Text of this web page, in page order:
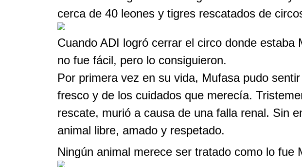
cerca de 40 leones y tigres rescatados de
Cuando ADI logró cerrar el circo donde
no fue fácil, pero lo consiguieron.
Por primera vez en su vida, Mufasa pudo
fresco y de los cuidados que merecía.
rescate, murió a causa de una falla renal. Sin
animal libre, amado y respetado.
Ningún animal merece ser tratado como lo fue